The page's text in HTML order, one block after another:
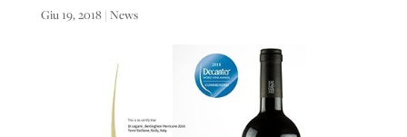
Giu 19, 2018| News